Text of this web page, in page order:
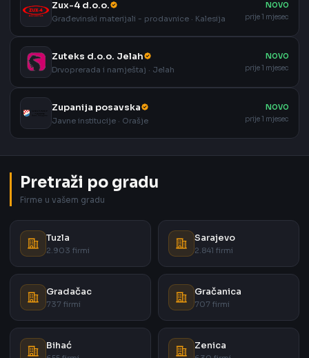
Zux-4 d.o.o.
Građevinski materijali - prodavnice · Kalesija
NOVO
prije 1 mjesec
Zuteks d.o.o. Jelah
Drvoprerada i namještaj · Jelah
NOVO
prije 1 mjesec
Zupanija posavska
Javne institucije · Orašje
NOVO
prije 1 mjesec
Pretraži po gradu
Firme u vašem gradu
Tuzla
2.903 firmi
Sarajevo
2.841 firmi
Gradačac
737 firmi
Gračanica
707 firmi
Bihać Zenica